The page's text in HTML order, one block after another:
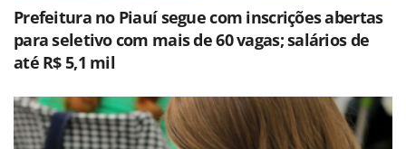
Prefeitura no Piauí segue com inscrições abertas
para seletivo com mais de 60 vagas; salários de
até R$ 5,1 mil